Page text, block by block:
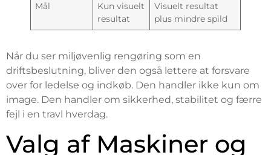
Mål
Kun visuelt
resultat
Visuelt resultat
plus mindre spild
Når du ser miljøvenlig rengøring som en
driftsbeslutning, bliver den også lettere at forsvare
over for ledelse og indkøb. Den handler ikke kun om
image. Den handler om sikkerhed, stabilitet og færre
fejl i en travl hverdag.
Valg af Maskiner og